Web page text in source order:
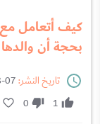
كيف أتعامل
بحجة أن
تاريخ النشر:
1
0